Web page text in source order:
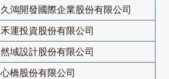
久鴻開發國際企業股份有限公司
禾運投資股份有限公司
然域設計股份有限公司
心橋股份有限公司